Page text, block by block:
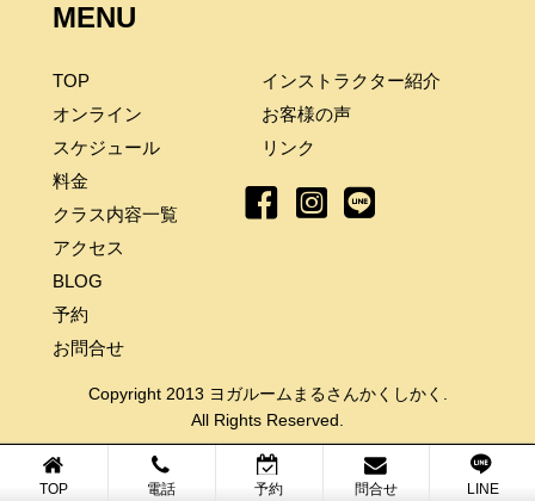
MENU
TOP
オンライン
スケジュール
料金
クラス内容一覧
アクセス
BLOG
予約
お問合せ
インストラクター紹介
お客様の声
リンク
Copyright 2013 ヨガルームまるさんかくしかく.
All Rights Reserved.
TOP 電話 予約 問合せ LINE